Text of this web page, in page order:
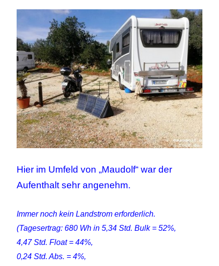
Hier im Umfeld von „Maudolf“ war der
Aufenthalt sehr angenehm.
Immer noch kein Landstrom erforderlich.
(Tagesertrag: 680 Wh in 5,34 Std. Bulk = 52%,
4,47 Std. Float = 44%,
0,24 Std. Abs. = 4%,